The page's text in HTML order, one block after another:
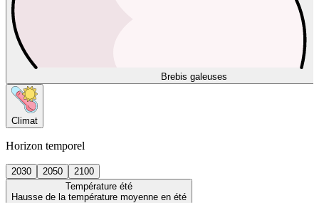
Brebis galeuses
Climat
Horizon temporel
2030 2050
2100
Température été
Hausse de la température moyenne en été